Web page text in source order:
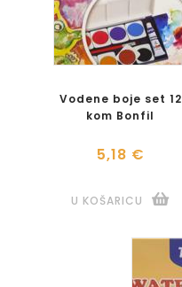
Vodene boje set 12
kom Bonfil
5,18 €
U KOŠARICU